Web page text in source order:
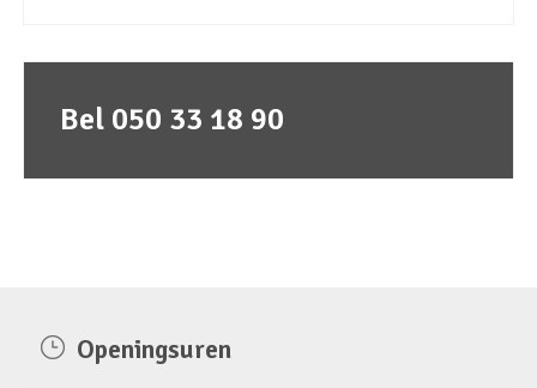
Bel 050 33 18 90
Openingsuren